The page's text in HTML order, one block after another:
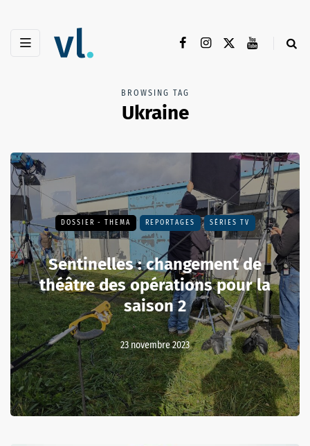
BROWSING TAG
Ukraine
DOSSIER - THEMA REPORTAGES SÉRIES TV
Sentinelles : changement de
théâtre des opérations pour la
saison 2
23 novembre 2023